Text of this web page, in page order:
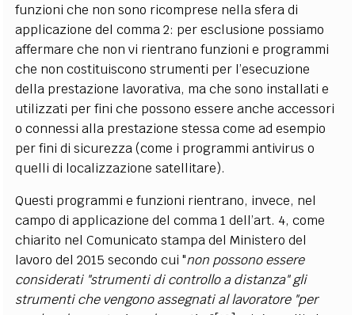
funzioni che non sono ricomprese nella sfera di
applicazione del comma 2: per esclusione possiamo
affermare che non vi rientrano funzioni e programmi
che non costituiscono strumenti per l’esecuzione
della prestazione lavorativa, ma che sono installati e
utilizzati per fini che possono essere anche accessori
o connessi alla prestazione stessa come ad esempio
per fini di sicurezza (come i programmi antivirus o
quelli di localizzazione satellitare).
Questi programmi e funzioni rientrano, invece, nel
campo di applicazione del comma 1 dell’art. 4, come
chiarito nel Comunicato stampa del Ministero del
lavoro del 2015 secondo cui "non possono essere
considerati "strumenti di controllo a distanza" gli
strumenti che vengono assegnati al lavoratore "per